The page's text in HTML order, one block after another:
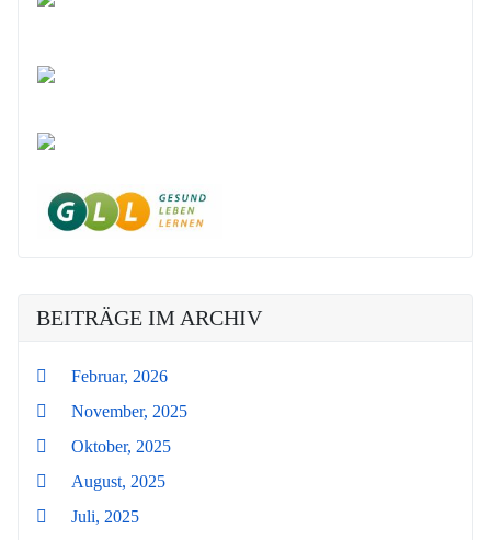
BEITRÄGE IM ARCHIV
Februar, 2026
November, 2025
Oktober, 2025
August, 2025
Juli, 2025